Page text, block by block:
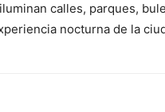
calles, parques,
nocturna de la